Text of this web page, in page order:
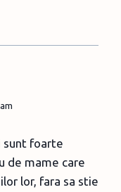
sunt foarte
de mame care
lor, fara sa stie